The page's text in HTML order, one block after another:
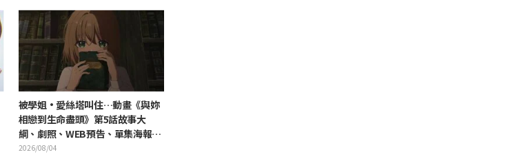
被學姐·愛絲塔叫住…動畫《與妳
相戀到生命盡頭》第5話故事大
綱、劇照、WEB預告、單集海報公
開
2026/08/04